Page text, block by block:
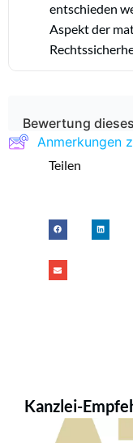
entschieden
Aspekt der
Bewertung
Anmerkungen
Teilen
Kanzlei-